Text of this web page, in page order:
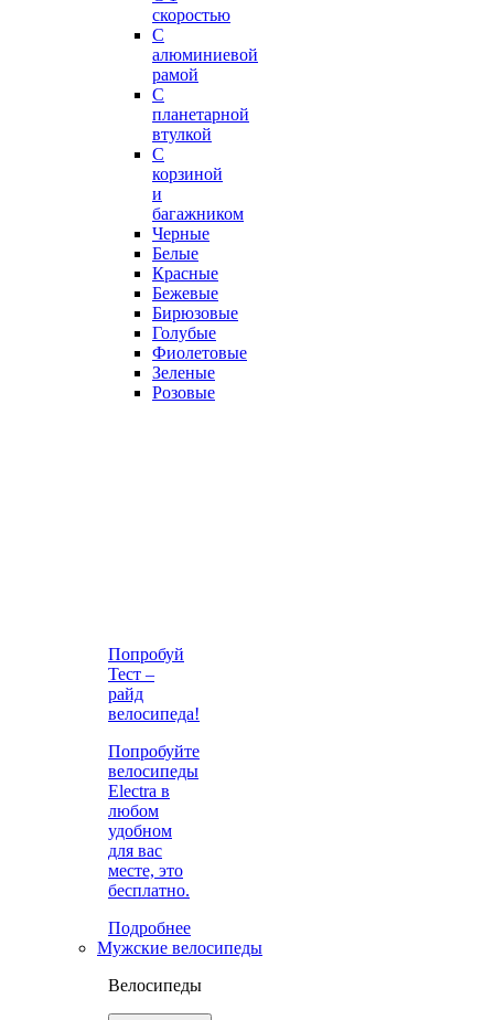
скоростью
С
алюминиевой
рамой
С
планетарной
втулкой
С
корзиной
и
багажником
Черные
Белые
Красные
Бежевые
Бирюзовые
Голубые
Фиолетовые
Зеленые
Розовые
Попробуй
Тест –
райд
велосипеда!
Попробуйте
велосипеды
Electra в
любом
удобном
для вас
месте, это
бесплатно.
Подробнее
Мужские велосипеды
Велосипеды